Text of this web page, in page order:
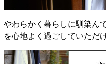
やわらかく暮らしに馴染ん
を心地よく過ごしていただ